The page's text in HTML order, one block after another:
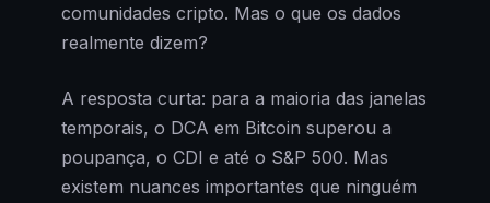
comunidades cripto. Mas o que os dados
realmente dizem?
A resposta curta: para a maioria das janelas
temporais, o DCA em Bitcoin superou a
poupança, o CDI e até o S&P 500. Mas
existem nuances importantes que ninguém